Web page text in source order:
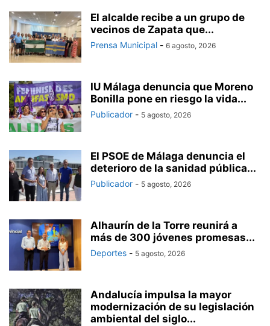
El alcalde recibe a un grupo de
vecinos de Zapata que...
Prensa Municipal - 6 agosto, 2026
IU Málaga denuncia que Moreno
Bonilla pone en riesgo la vida...
Publicador - 5 agosto, 2026
El PSOE de Málaga denuncia el
deterioro de la sanidad pública...
Publicador - 5 agosto, 2026
Alhaurín de la Torre reunirá a
más de 300 jóvenes promesas...
Deportes - 5 agosto, 2026
Andalucía impulsa la mayor
modernización de su legislación
ambiental del siglo...